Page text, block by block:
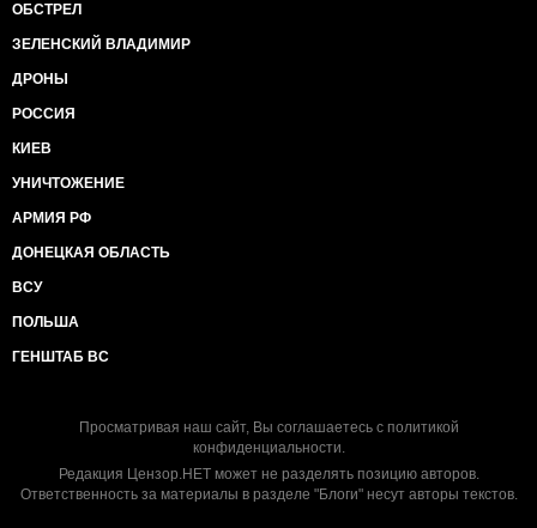
ОБСТРЕЛ
ЗЕЛЕНСКИЙ ВЛАДИМИР
ДРОНЫ
РОССИЯ
КИЕВ
УНИЧТОЖЕНИЕ
АРМИЯ РФ
ДОНЕЦКАЯ ОБЛАСТЬ
ВСУ
ПОЛЬША
ГЕНШТАБ ВС
Просматривая наш сайт, Вы соглашаетесь с политикой
конфиденциальности.
Редакция Цензор.НЕТ может не разделять позицию авторов.
Ответственность за материалы в разделе "Блоги" несут авторы текстов.